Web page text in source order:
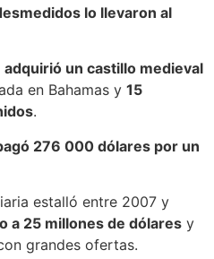
lo llevaron al
adquirió un castillo medieval
en Bahamas y 15
.
276 000 dólares por un
estalló entre 2007 y
a 25 millones de dólares y
grandes ofertas.